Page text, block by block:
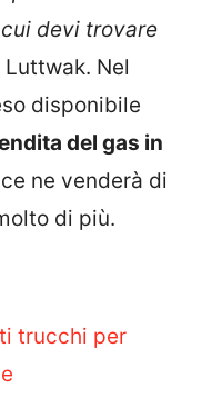
devi trovare
Luttwak. Nel
disponibile
del gas in
ne venderà di
di più.
trucchi per